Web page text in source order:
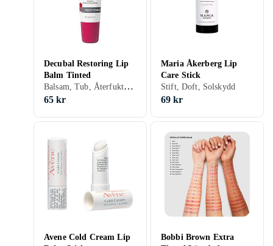
Decubal Restoring Lip
Balm Tinted
Balsam, Tub, Återfuktande, Reparerande, Närande, Lugnande, Färg, Vitamin E, Beeswax, Parfymfri
65 kr
Maria Åkerberg Lip
Care Stick
Stift, Doft, Solskydd
69 kr
Avene Cold Cream Lip
Bobbi Brown Extra